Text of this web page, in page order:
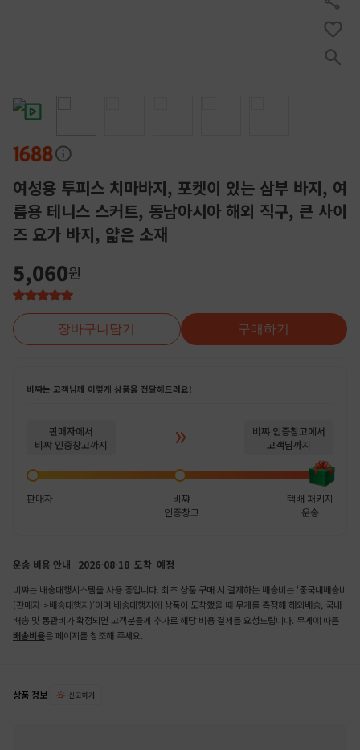
여성용 투피스 치마바지, 포켓이 있는 삼부 바지, 여
름용 테니스 스커트, 동남아시아 해외 직구, 큰 사이
즈 요가 바지, 얇은 소재
5,060원
장바구니담기 구매하기
비쨔는 고객님께 이렇게 상품을 전달해드려요!
판매자에서
비쨔 인증창고까지
비쨔 인증창고에서
고객님까지
판매자
비쨔
인증창고
택배 패키지
운송
운송 비용 안내 2026-08-18 도착 예정
비쨔는 배송대행시스템을 사용 중입니다. 최초 상품 구매 시 결제하는 배송비는 ‘중국내배송비
(판매자->배송대행지)’이며 배송대행지에 상품이 도착했을 때 무게를 측정해 해외배송, 국내
배송 및 통관비가 확정되면 고객분들께 추가로 해당 비용 결제를 요청드립니다. 무게에 따른
배송비용은 페이지를 참조해 주세요.
상품 정보